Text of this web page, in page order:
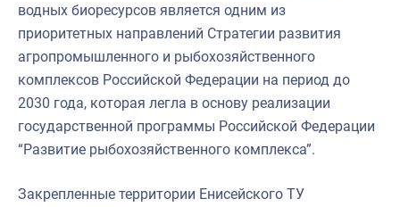
водных биоресурсов является одним из
приоритетных направлений Стратегии развития
агропромышленного и рыбохозяйственного
комплексов Российской Федерации на период до
2030 года, которая легла в основу реализации
государственной программы Российской Федерации
“Развитие рыбохозяйственного комплекса”.
Закрепленные территории Енисейского ТУ